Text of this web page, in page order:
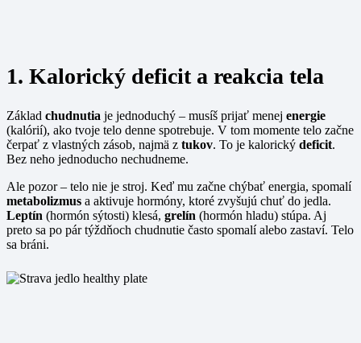
1. Kalorický deficit a reakcia tela
Základ chudnutia je jednoduchý – musíš prijať menej energie
(kalórií), ako tvoje telo denne spotrebuje. V tom momente telo začne
čerpať z vlastných zásob, najmä z tukov. To je kalorický deficit.
Bez neho jednoducho nechudneme.
Ale pozor – telo nie je stroj. Keď mu začne chýbať energia, spomalí
metabolizmus a aktivuje hormóny, ktoré zvyšujú chuť do jedla.
Leptín (hormón sýtosti) klesá, grelín (hormón hladu) stúpa. Aj
preto sa po pár týždňoch chudnutie často spomalí alebo zastaví. Telo
sa bráni.